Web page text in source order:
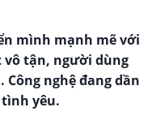
mình mạnh mẽ với
vô tận, người dùng
nghệ đang dần
yêu.